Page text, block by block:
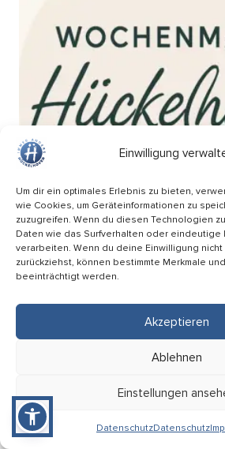
Einwilligung
Um dir ein optimales Erlebnis zu bieten,
wie Cookies, um Geräteinformationen zu
zuzugreifen. Wenn du diesen Technologien
Daten wie das Surfverhalten oder eindeutige
verarbeiten. Wenn du deine Einwilligung
zurückziehst, können bestimmte Merkmale
beeinträchtigt werden.
Akzeptieren
Ablehnen
Einstellungen
DatenschutzDatenschutz
Wochenmarkt am Breteuilplatz
08:00 Uhr
Hückelhoven (Breteuilplatz)